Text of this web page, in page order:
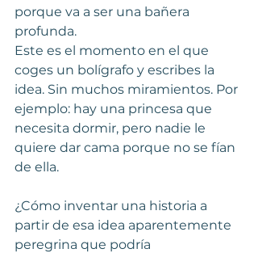
porque va a ser una bañera
profunda.
Este es el momento en el que
coges un bolígrafo y escribes la
idea. Sin muchos miramientos. Por
ejemplo: hay una princesa que
necesita dormir, pero nadie le
quiere dar cama porque no se fían
de ella.
¿Cómo inventar una historia a
partir de esa idea aparentemente
peregrina que podría